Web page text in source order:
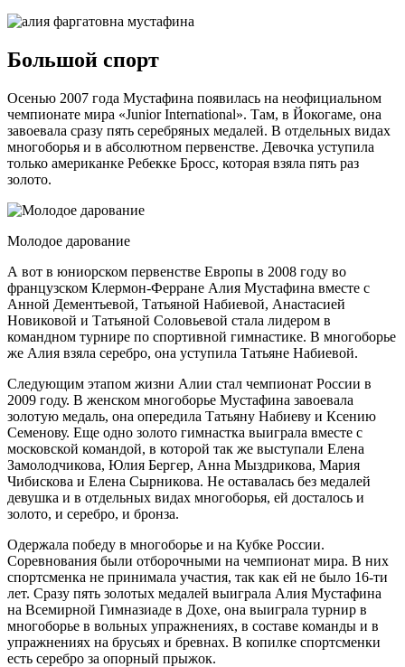
Большой спорт
Осенью 2007 года Мустафина появилась на неофициальном
чемпионате мира «Junior International». Там, в Йокогаме, она
завоевала сразу пять серебряных медалей. В отдельных видах
многоборья и в абсолютном первенстве. Девочка уступила
только американке Ребекке Бросс, которая взяла пять раз
золото.
Молодое дарование
А вот в юниорском первенстве Европы в 2008 году во
французском Клермон-Ферране Алия Мустафина вместе с
Анной Дементьевой, Татьяной Набиевой, Анастасией
Новиковой и Татьяной Соловьевой стала лидером в
командном турнире по спортивной гимнастике. В многоборье
же Алия взяла серебро, она уступила Татьяне Набиевой.
Следующим этапом жизни Алии стал чемпионат России в
2009 году. В женском многоборье Мустафина завоевала
золотую медаль, она опередила Татьяну Набиеву и Ксению
Семенову. Еще одно золото гимнастка выиграла вместе с
московской командой, в которой так же выступали Елена
Замолодчикова, Юлия Бергер, Анна Мыздрикова, Мария
Чибискова и Елена Сырникова. Не оставалась без медалей
девушка и в отдельных видах многоборья, ей досталось и
золото, и серебро, и бронза.
Одержала победу в многоборье и на Кубке России.
Соревнования были отборочными на чемпионат мира. В них
спортсменка не принимала участия, так как ей не было 16-ти
лет. Сразу пять золотых медалей выиграла Алия Мустафина
на Всемирной Гимназиаде в Дохе, она выиграла турнир в
многоборье в вольных упражнениях, в составе команды и в
упражнениях на брусьях и бревнах. В копилке спортсменки
есть серебро за опорный прыжок.